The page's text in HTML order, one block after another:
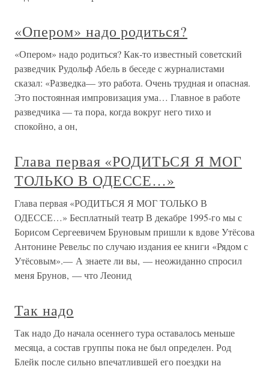
«Опером» надо родиться?
«Опером» надо родиться? Как-то известный советский
разведчик Рудольф Абель в беседе с журналистами
сказал: «Разведка— это работа. Очень трудная и опасная.
Это постоянная импровизация ума… Главное в работе
разведчика — та пора, когда вокруг него тихо и
спокойно, а он,
Глава первая «РОДИТЬСЯ Я МОГ
ТОЛЬКО В ОДЕССЕ…»
Глава первая «РОДИТЬСЯ Я МОГ ТОЛЬКО В
ОДЕССЕ…» Бесплатный театр В декабре 1995-го мы с
Борисом Сергеевичем Бруновым пришли к вдове Утёсова
Антонине Ревельс по случаю издания ее книги «Рядом с
Утёсовым».— А знаете ли вы, — неожиданно спросил
меня Брунов, — что Леонид
Так надо
Так надо До начала осеннего тура оставалось меньше
месяца, а состав группы пока не был определен. Род
Блейк после сильно впечатлившей его поездки на